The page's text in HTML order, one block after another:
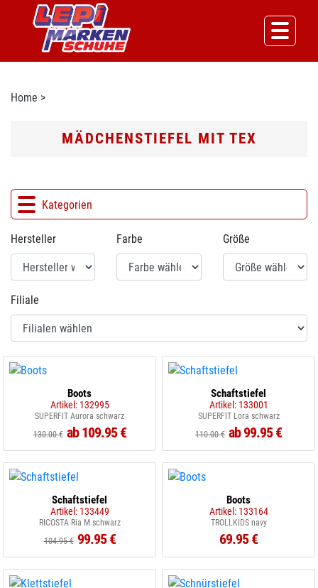
Home >
MÄDCHENSTIEFEL MIT TEX
Kategorien
Hersteller Farbe Größe
Filiale
Boots
Artikel: 132995
SUPERFIT Aurora schwarz
130.00 € ab 109.95 €
Schaftstiefel
Artikel: 133001
SUPERFIT Lora schwarz
110.00 € ab 99.95 €
Schaftstiefel
Artikel: 133449
RICOSTA Ria M schwarz
104.95 € 99.95 €
Boots
Artikel: 133164
TROLLKIDS navy
69.95 €